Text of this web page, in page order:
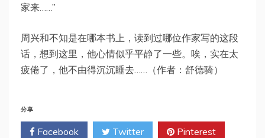
家来……”
周兴和不知是在哪本书上，读到过哪位作家写的这段
话，想到这里，他心情似乎平静了一些。唉，实在太
疲倦了，他不由得沉沉睡去……（作者：舒德骑）
分享
Facebook Twitter Pinterest